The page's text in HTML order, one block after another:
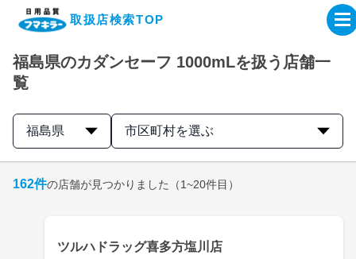
取扱店検索TOP
企業・IR情報サイト
製品情報サイト
取扱店検索はこちら
福島県のカダンセーフ 1000mLを扱う店舗一
覧
福島県 市区町村を選ぶ
162件の店舗が見つかりました （1~20件目）
ツルハドラッグ喜多方塩川店